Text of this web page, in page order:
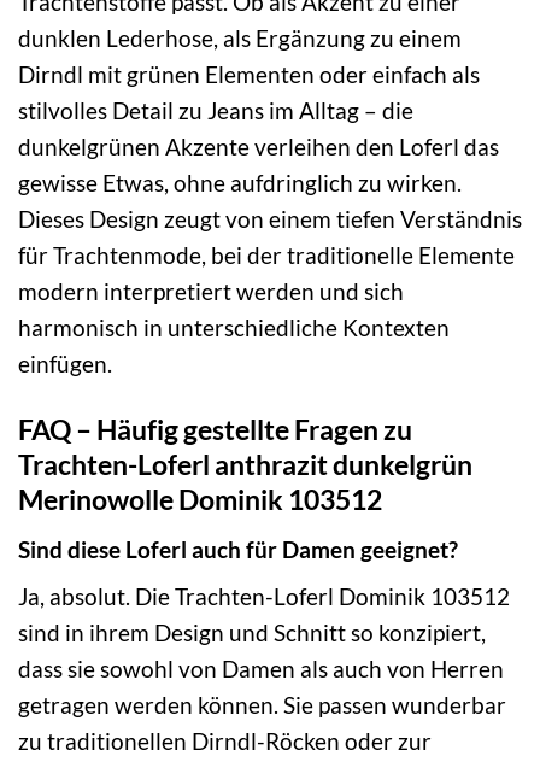
dunklen Lederhose, als Ergänzung zu einem
Dirndl mit grünen Elementen oder einfach als
stilvolles Detail zu Jeans im Alltag – die
dunkelgrünen Akzente verleihen den Loferl das
gewisse Etwas, ohne aufdringlich zu wirken.
Dieses Design zeugt von einem tiefen Verständnis
für Trachtenmode, bei der traditionelle Elemente
modern interpretiert werden und sich
harmonisch in unterschiedliche Kontexten
einfügen.
FAQ – Häufig gestellte Fragen zu
Trachten-Loferl anthrazit dunkelgrün
Merinowolle Dominik 103512
Sind diese Loferl auch für Damen geeignet?
Ja, absolut. Die Trachten-Loferl Dominik 103512
sind in ihrem Design und Schnitt so konzipiert,
dass sie sowohl von Damen als auch von Herren
getragen werden können. Sie passen wunderbar
zu traditionellen Dirndl-Röcken oder zur